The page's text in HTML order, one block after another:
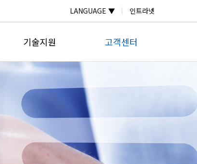
LANGUAGE ▼ 인트라넷
기술지원
자료실
자주하는질문
납품실적
고객센터
보도자료